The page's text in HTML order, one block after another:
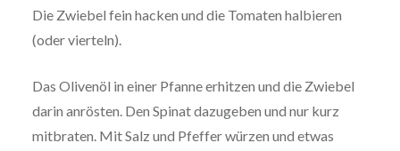
Die Zwiebel fein hacken und die Tomaten halbieren
(oder vierteln).
Das Olivenöl in einer Pfanne erhitzen und die Zwiebel
darin anrösten. Den Spinat dazugeben und nur kurz
mitbraten. Mit Salz und Pfeffer würzen und etwas